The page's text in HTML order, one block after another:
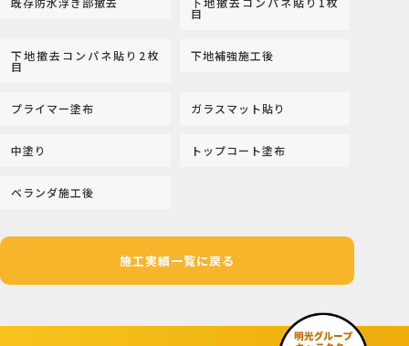
目
下地撤去コンパネ貼り2枚
目
下地補強施工後
プライマー塗布 ガラスマット貼り
中塗り トップコート塗布
ベランダ施工後
施工実績一覧に戻る